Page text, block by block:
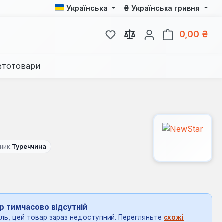
Українська ₴ Українська гривня
У вас є 0 у списку бажань
0,00 ₴
Туреччина
тимчасово відсутній
цей товар зараз недоступний. Перегляньте схожі